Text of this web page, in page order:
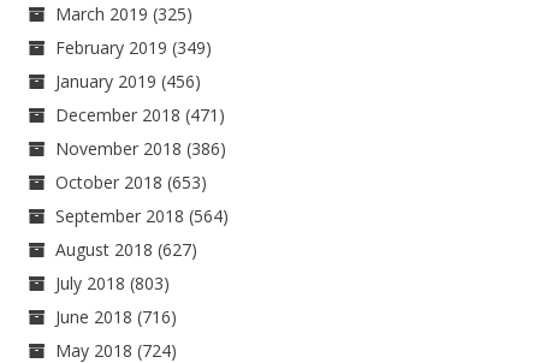
March 2019 (325)
February 2019 (349)
January 2019 (456)
December 2018 (471)
November 2018 (386)
October 2018 (653)
September 2018 (564)
August 2018 (627)
July 2018 (803)
June 2018 (716)
May 2018 (724)